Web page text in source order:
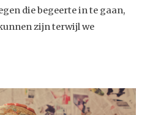
Generale
die begeerte in te gaan,
zijn terwijl we